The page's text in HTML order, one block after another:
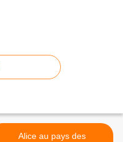
Alice au pays des